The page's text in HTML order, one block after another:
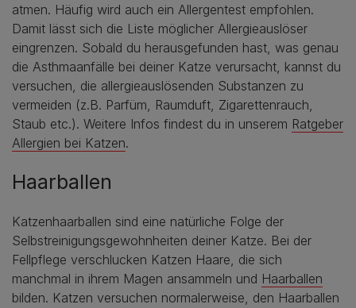
atmen. Häufig wird auch ein Allergentest empfohlen.
Damit lässt sich die Liste möglicher Allergieauslöser
eingrenzen. Sobald du herausgefunden hast, was genau
die Asthmaanfälle bei deiner Katze verursacht, kannst du
versuchen, die allergieauslösenden Substanzen zu
vermeiden (z.B. Parfüm, Raumduft, Zigarettenrauch,
Staub etc.). Weitere Infos findest du in unserem Ratgeber
Allergien bei Katzen.
Haarballen
Katzenhaarballen sind eine natürliche Folge der
Selbstreinigungsgewohnheiten deiner Katze. Bei der
Fellpflege verschlucken Katzen Haare, die sich
manchmal in ihrem Magen ansammeln und Haarballen
bilden. Katzen versuchen normalerweise, den Haarballen